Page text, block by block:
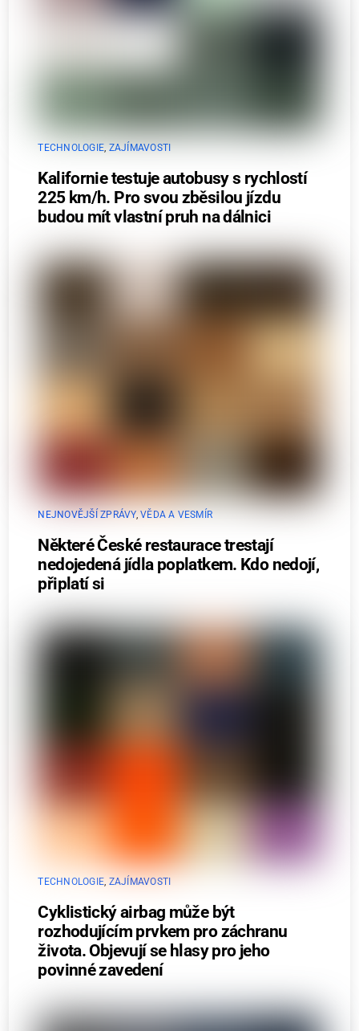
TECHNOLOGIE, ZAJÍMAVOSTI
Kalifornie testuje autobusy s rychlostí
225 km/h. Pro svou zběsilou jízdu
budou mít vlastní pruh na dálnici
NEJNOVĚJŠÍ ZPRÁVY,VĚDA A VESMÍR
Některé České restaurace trestají
nedojedená jídla poplatkem. Kdo nedojí,
připlatí si
TECHNOLOGIE, ZAJÍMAVOSTI
Cyklistický airbag může být
rozhodujícím prvkem pro záchranu
života. Objevují se hlasy pro jeho
povinné zavedení